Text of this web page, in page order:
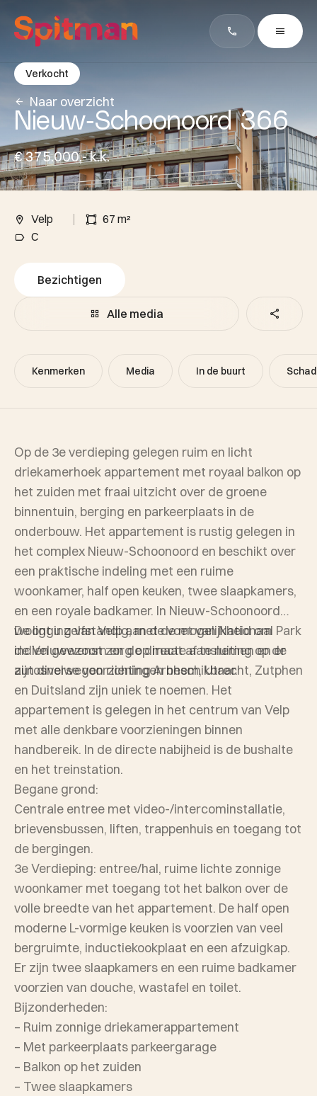
Naar overzicht
Verkocht
Nieuw-Schoonoord 366
€ 375.000,- k.k.
Velp
67 m²
C
Bezichtigen
Alle media
Kenmerken Media In de buurt
Op de 3e verdieping gelegen ruim en licht
driekamerhoek appartement met royaal balkon op
het zuiden met fraai uitzicht over de groene
binnentuin, berging en parkeerplaats in de
onderbouw. Het appartement is rustig gelegen in
het complex Nieuw-Schoonoord en beschikt over
een praktische indeling met een ruime
woonkamer, half open keuken, twee slaapkamers,
en een royale badkamer. In Nieuw-Schoonoord
woont u zelfstandig, met de mogelijkheid om
indien gewenst zorg op maat af te nemen en er
zijn diverse voorzieningen beschikbaar.
De ligging van Velp aan de voet van Nationaal Park
de Veluwezoom en de directe aansluiting op de
autosnelwegen richting Arnhem, Utrecht, Zutphen
en Duitsland zijn uniek te noemen. Het
appartement is gelegen in het centrum van Velp
met alle denkbare voorzieningen binnen
handbereik. In de directe nabijheid is de bushalte
en het treinstation.
Begane grond:
Centrale entree met video-/intercominstallatie,
brievensbussen, liften, trappenhuis en toegang tot
de bergingen.
3e Verdieping: entree/hal, ruime lichte zonnige
woonkamer met toegang tot het balkon over de
volle breedte van het appartement. De half open
moderne L-vormige keuken is voorzien van veel
bergruimte, inductiekookplaat en een afzuigkap.
Er zijn twee slaapkamers en een ruime badkamer
voorzien van douche, wastafel en toilet.
Bijzonderheden:
– Ruim zonnige driekamerappartement
– Met parkeerplaats parkeergarage
– Balkon op het zuiden
– Twee slaapkamers